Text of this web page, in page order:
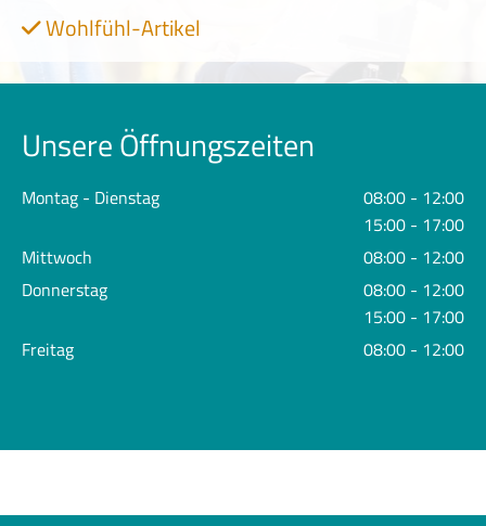
Wohlfühl-Artikel
Unsere Öffnungszeiten
Montag - Dienstag
08:00 - 12:00
15:00 - 17:00
Mittwoch
08:00 - 12:00
Donnerstag
08:00 - 12:00
15:00 - 17:00
Freitag
08:00 - 12:00